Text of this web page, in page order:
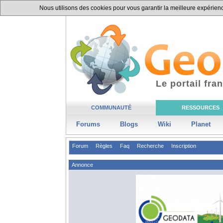
Nous utilisons des cookies pour vous garantir la meilleure
COMMUNAUTÉ RESSOURCES
Forums Blogs Wiki Planet
Le portail
Forum Règles Faq Recherche Inscription
Annonce